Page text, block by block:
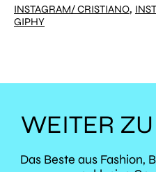
INSTAGRAM/ CRISTIANO,
GIPHY
WEITER ZU
Das Beste aus Fashion,